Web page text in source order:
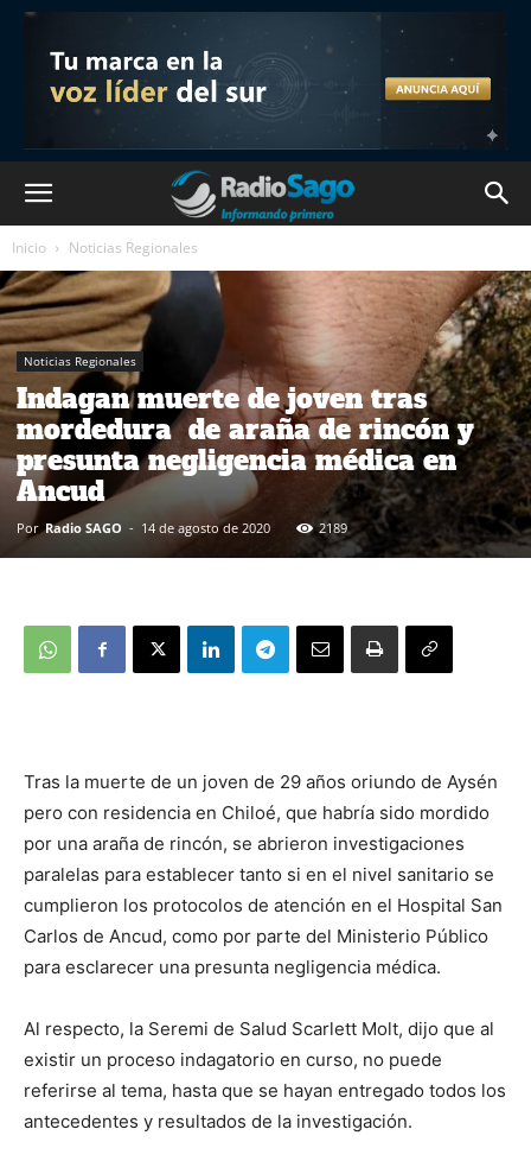
Inicio Noticias Regionales
Noticias Regionales
Indagan muerte de joven tras
mordedura de araña de rincón y
presunta negligencia médica en
Ancud
Por Radio SAGO - 14 de agosto de 2020 2189
Tras la muerte de un joven de 29 años oriundo de Aysén
pero con residencia en Chiloé, que habría sido mordido
por una araña de rincón, se abrieron investigaciones
paralelas para establecer tanto si en el nivel sanitario se
cumplieron los protocolos de atención en el Hospital San
Carlos de Ancud, como por parte del Ministerio Público
para esclarecer una presunta negligencia médica.
Al respecto, la Seremi de Salud Scarlett Molt, dijo que al
existir un proceso indagatorio en curso, no puede
referirse al tema, hasta que se hayan entregado todos los
antecedentes y resultados de la investigación.